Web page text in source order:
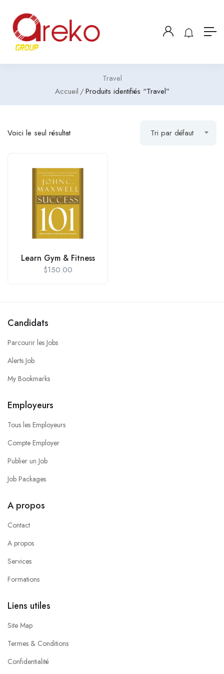
Travel
Accueil
Produits identifiés “Travel”
Voici le seul résultat Tri par défaut
Learn Gym & Fitness
$150.00
Candidats
Parcourir les Jobs
Alerts Job
My Bookmarks
Employeurs
Tous les Employeurs
Compte Employer
Publier un Job
Job Packages
A propos
Contact
A propos
Services
Formations
Liens utiles
Site Map
Termes & Conditions
Confidentialité